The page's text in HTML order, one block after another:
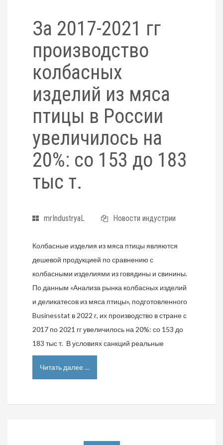
За 2017-2021 гг
производство
колбасных
изделий из мяса
птицы в России
увеличилось на
20%: со 153 до 183
тыс т.
mrIndustryaL Новости индустрии
Колбасные изделия из мяса птицы являются
дешевой продукцией по сравнению с
колбасными изделиями из говядины и свинины.
По данным «Анализа рынка колбасных изделий
и деликатесов из мяса птицы», подготовленного
Businesstat в 2022 г, их производство в стране с
2017 по 2021 гг увеличилось на 20%: со 153 до
183 тыс т. В условиях санкций реальные
Читать далее …